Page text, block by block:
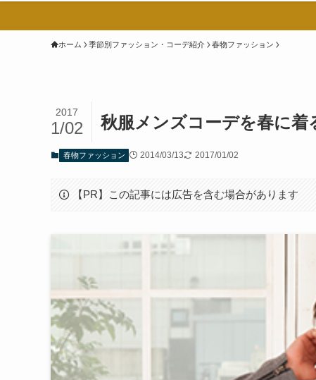
ホーム 季節別ファッション・コーデ紹介 春物ファッション
秋服メンズコーデを春に
2017
1/02
春物ファッション 2014/03/13 2017/01/02
【PR】この記事には広告を含む場合があります